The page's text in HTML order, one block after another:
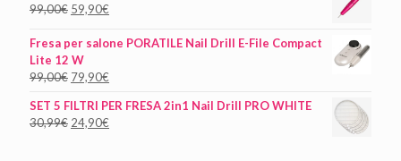
99,00€ 59,90€
Fresa per salone PORATILE Nail Drill E-File Compact
Lite 12 W
99,00€ 79,90€
SET 5 FILTRI PER FRESA 2in1 Nail Drill PRO WHITE
30,99€ 24,90€